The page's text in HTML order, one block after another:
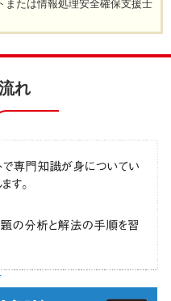
または情報処理安全確保支援士
れ